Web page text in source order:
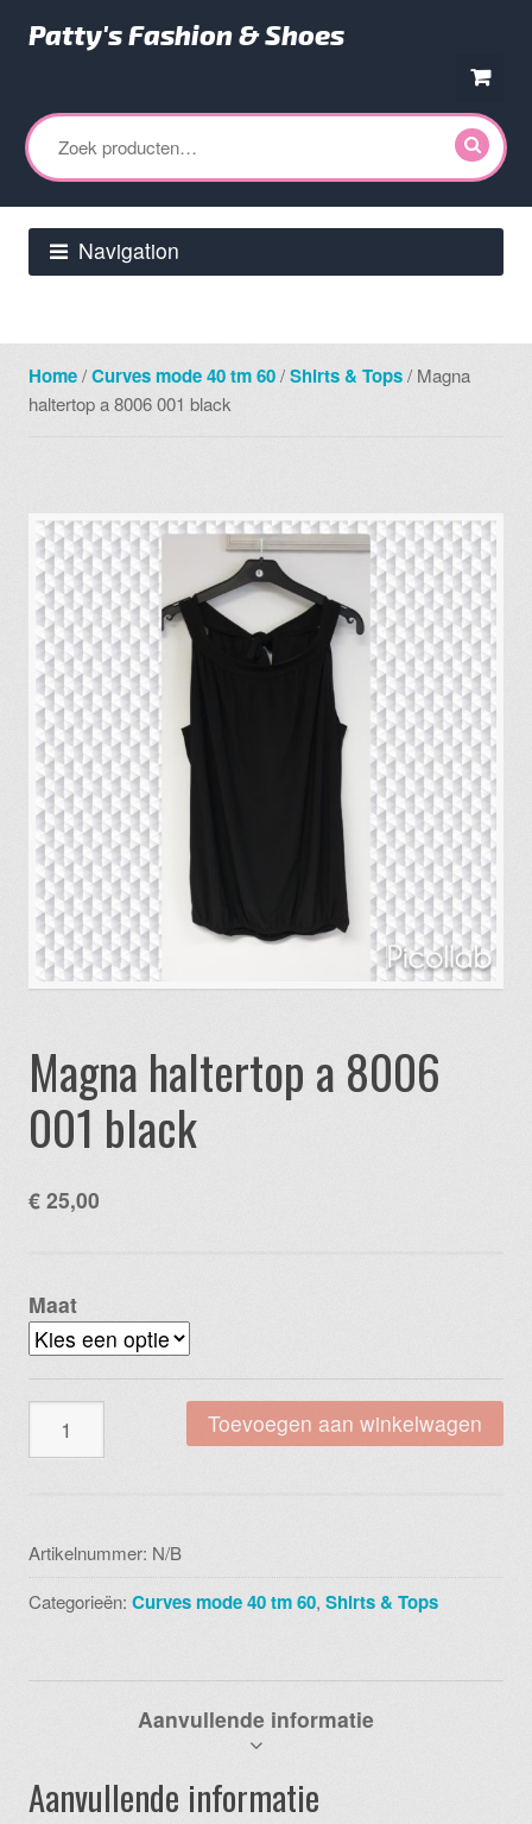
naar
navigatie
naar
de
inhoud
Patty's Fashion & Shoes
Zoeken
naar:
Navigation
Home/Curves mode 40 tm 60/Shirts & Tops/ Magna
haltertop a 8006 001 black
Magna haltertop a 8006
001 black
€ 25,00
Maat
001
black
aantal
Toevoegen aan winkelwagen
Artikelnummer: N/B
Categorieën:Curves mode 40 tm 60,Shirts & Tops
Aanvullende informatie
Aanvullende informatie